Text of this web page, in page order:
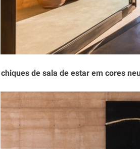
de sala de estar em cores